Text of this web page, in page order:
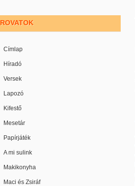
ROVATOK
Címlap
Híradó
Versek
Lapozó
Kifestő
Mesetár
Papírjáték
A mi sulink
Makikonyha
Maci és Zsiráf